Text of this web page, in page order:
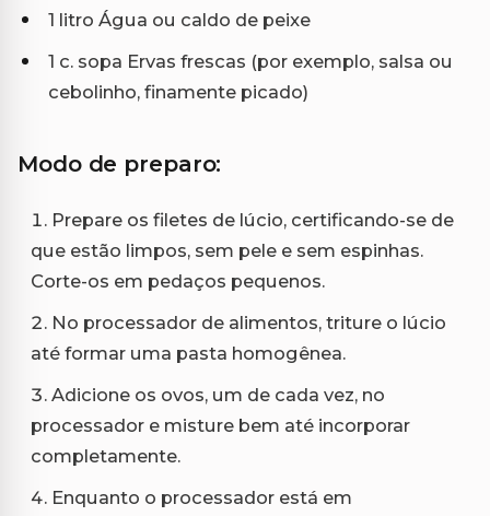
1 litro Água ou caldo de peixe
1 c. sopa Ervas frescas (por exemplo, salsa ou
cebolinho, finamente picado)
Modo de preparo:
Prepare os filetes de lúcio, certificando-se de
que estão limpos, sem pele e sem espinhas.
Corte-os em pedaços pequenos.
No processador de alimentos, triture o lúcio
até formar uma pasta homogênea.
Adicione os ovos, um de cada vez, no
processador e misture bem até incorporar
completamente.
Enquanto o processador está em